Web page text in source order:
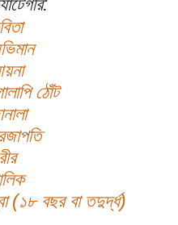
ঠোঁট
(১৮ বছর বা তদুর্দ্ধ)